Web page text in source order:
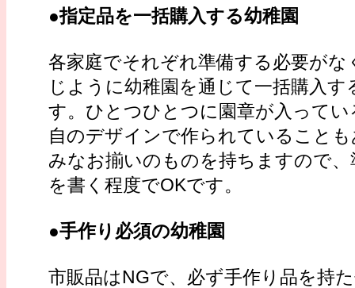
●指定品を一括購入する幼稚園
各家庭でそれぞれ準備する必要がな
じように幼稚園を通じて一括購入す
す。ひとつひとつに園章が入ってい
自のデザインで作られていること
みなお揃いのものを持ちますので
を書く程度でOKです。
●手作り必須の幼稚園
市販品はNGで、必ず手作り品を持